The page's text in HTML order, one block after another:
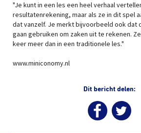
"Je kunt in een les een heel verhaal
resultatenrekening, maar als ze in dit spel
dat vanzelf. Je merkt bijvoorbeeld ook dat
gaan gebruiken om zaken uit te rekenen.
keer meer dan in een traditionele les."
www.miniconomy.nl
Dit bericht delen: